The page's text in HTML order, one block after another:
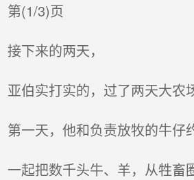
第(1/3)页
接下来的两天，
亚伯实打实的，过了两天大农
第一天，他和负责放牧的牛仔
一起把数千头牛、羊，从牲畜